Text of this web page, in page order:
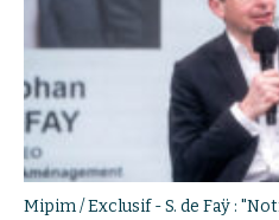
Mipim / Exclusif - S. de Faÿ :